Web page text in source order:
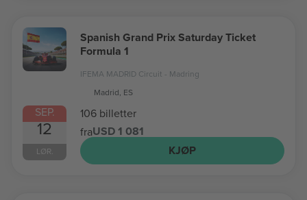
SEP.
12
LØR.
Spanish Grand Prix Saturday Ticket
Formula 1
IFEMA MADRID Circuit - Madring
Madrid, ES
106 billetter
fraUSD 1 081
KJØP